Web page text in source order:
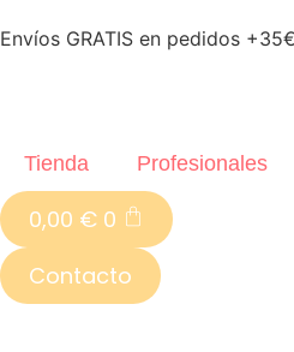
Envíos GRATIS en pedidos
Tienda Profesionales
0,00 € 0
Contacto